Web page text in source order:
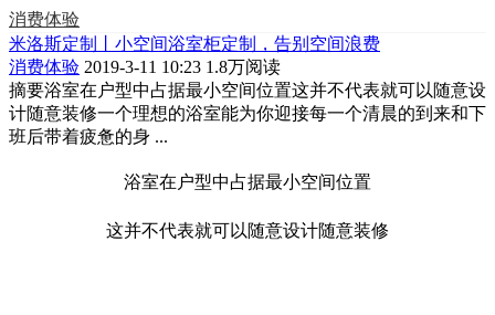
消费体验
米洛斯定制丨小空间浴室柜定制，告别空间浪费
消费体验 2019-3-11 10:23 1.8万阅读
摘要浴室在户型中占据最小空间位置这并不代表就可以随意设
计随意装修一个理想的浴室能为你迎接每一个清晨的到来和下
班后带着疲惫的身 ...
浴室在户型中占据最小空间位置
这并不代表就可以随意设计随意装修